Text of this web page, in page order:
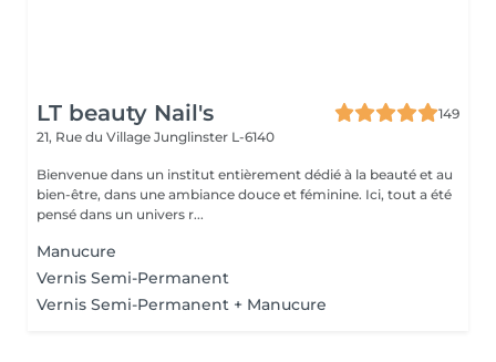
LT beauty Nail's
149
21, Rue du Village Junglinster L-6140
Bienvenue dans un institut entièrement dédié à la beauté et au
bien-être, dans une ambiance douce et féminine. Ici, tout a été
pensé dans un univers r...
Manucure
Vernis Semi-Permanent
Vernis Semi-Permanent + Manucure